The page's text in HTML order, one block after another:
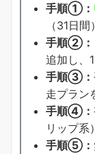
手順①：
（31日間）
手順②：
追加し、
手順③：
走プラン
手順④：
リップ系
手順⑤：